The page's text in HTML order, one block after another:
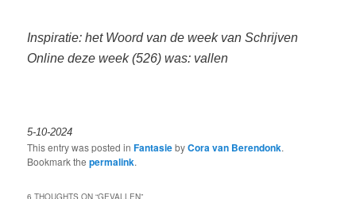
Inspiratie: het Woord van de week van Schrijven
Online deze week (526) was: vallen
5-10-2024
This entry was posted inFantasiebyCora van Berendonk.
Bookmark thepermalink.
6 THOUGHTS ON “GEVALLEN”